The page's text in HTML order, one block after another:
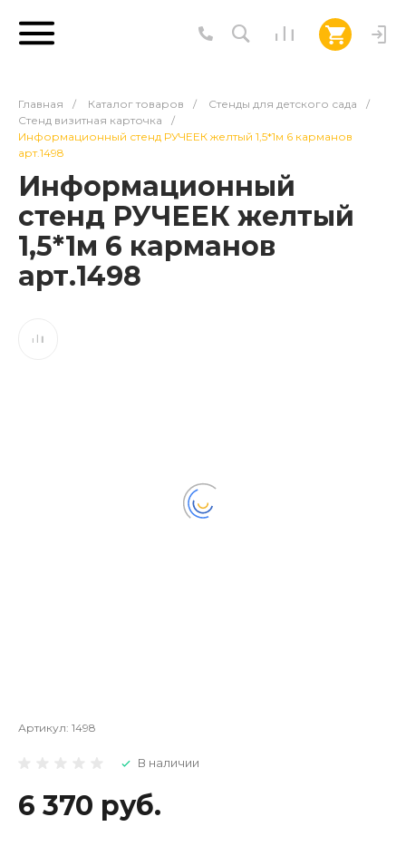
Главная / Каталог товаров / Стенды для детского сада
/
Стенд визитная карточка
/
Информационный стенд РУЧЕЕК желтый 1,5*1м 6 карманов
арт.1498
Информационный
стенд РУЧЕЕК желтый
1,5*1м 6 карманов
арт.1498
Артикул: 1498
В наличии
6 370 руб.